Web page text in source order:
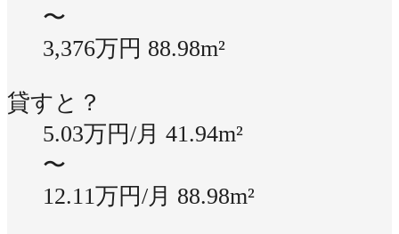
〜
3,376万円 88.98m²
貸すと？
5.03万円/月 41.94m²
〜
12.11万円/月 88.98m²